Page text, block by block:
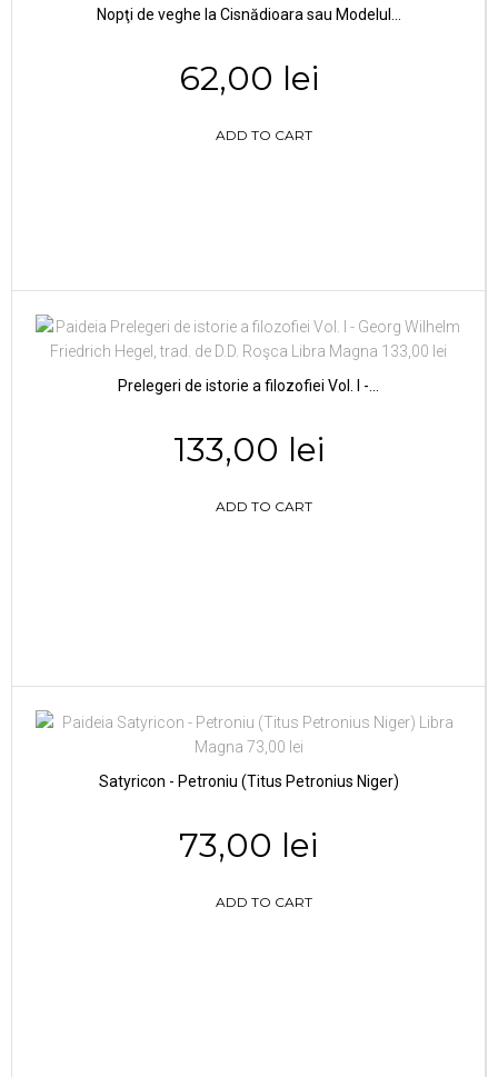
Nopţi de veghe la Cisnădioara sau Modelul...
62,00 lei
ADD TO CART
Prelegeri de istorie a filozofiei Vol. I -...
133,00 lei
ADD TO CART
Satyricon - Petroniu (Titus Petronius Niger)
73,00 lei
ADD TO CART